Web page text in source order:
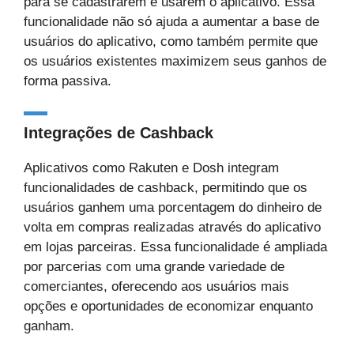
funcionalidade não só ajuda a aumentar a base de
usuários do aplicativo, como também permite que
os usuários existentes maximizem seus ganhos de
forma passiva.
Integrações de Cashback
Aplicativos como Rakuten e Dosh integram
funcionalidades de cashback, permitindo que os
usuários ganhem uma porcentagem do dinheiro de
volta em compras realizadas através do aplicativo
em lojas parceiras. Essa funcionalidade é ampliada
por parcerias com uma grande variedade de
comerciantes, oferecendo aos usuários mais
opções e oportunidades de economizar enquanto
ganham.